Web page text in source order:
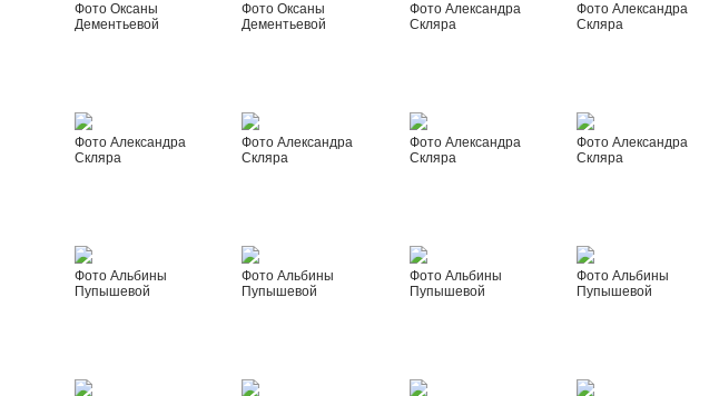
Фото Оксаны
Дементьевой
Фото Оксаны
Дементьевой
Фото Александра
Скляра
Фото Александра
Скляра
Фото Александра
Скляра
Фото Александра
Скляра
Фото Александра
Скляра
Фото Александра
Скляра
Фото Альбины
Пупышевой
Фото Альбины
Пупышевой
Фото Альбины
Пупышевой
Фото Альбины
Пупышевой